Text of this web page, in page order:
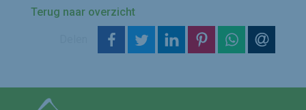
Terug naar overzicht
op Facebookop Twitterop LinkedInop Pinterest
op